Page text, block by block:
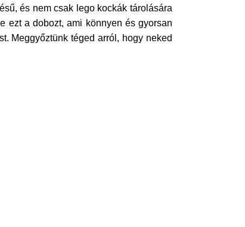
és nem csak lego kockák tárolására
ezt a dobozt, ami könnyen és gyorsan
Meggyőztünk téged arról, hogy neked